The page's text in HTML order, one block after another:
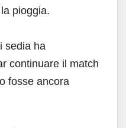
pioggia.
sedia ha
continuare il match
fosse ancora